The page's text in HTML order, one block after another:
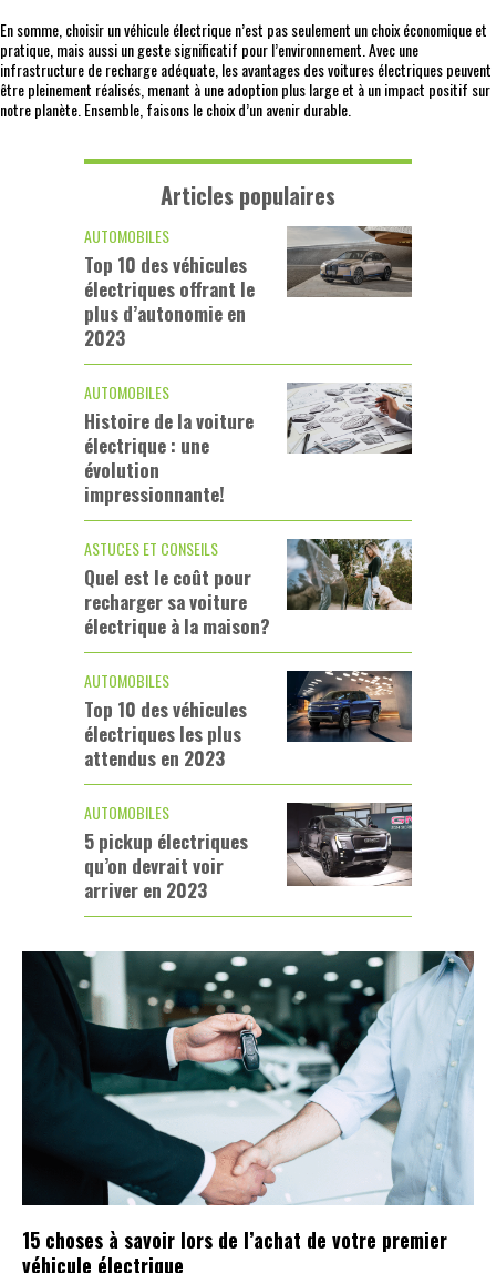
En somme, choisir un véhicule électrique n’est pas seulement un choix économique et
pratique, mais aussi un geste significatif pour l’environnement. Avec une
infrastructure de recharge adéquate, les avantages des voitures électriques peuvent
être pleinement réalisés, menant à une adoption plus large et à un impact positif sur
notre planète. Ensemble, faisons le choix d’un avenir durable.
Articles populaires
AUTOMOBILES
Top 10 des véhicules
électriques offrant le
plus d’autonomie en
2023
AUTOMOBILES
Histoire de la voiture
électrique : une
évolution
impressionnante!
ASTUCES ET CONSEILS
Quel est le coût pour
recharger sa voiture
électrique à la maison?
AUTOMOBILES
Top 10 des véhicules
électriques les plus
attendus en 2023
AUTOMOBILES
5 pickup électriques
qu’on devrait voir
arriver en 2023
15 choses à savoir lors de l’achat de votre premier
véhicule électrique